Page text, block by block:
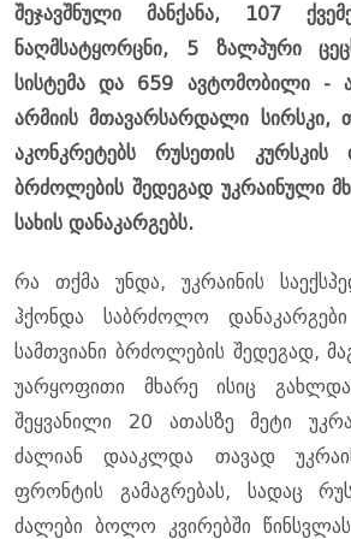
შეჯავშნული მანქანა, 107
ნაღმსატყორცნი, 5 ზალპური
სისტემა და 659 ავტომობილი -
არმიის მთავარსარდალი სირსკი,
აკონკრეტებს რუსეთის კურსკის
ბრძოლების შედეგად უკრაინული
სახის დანაკარგებს.
რა თქმა უნდა, უკრაინის
ჰქონდა საბრძოლო
სამთვიანი ბრძოლების შედეგად,
უარყოფითი მხარე ისიც
შეყვანილი 20 ათასზე მეტი
ძალიან დააკლდა თავად
ფრონტის გამაგრებას, სადაც
ძალები ბოლო კვირებში